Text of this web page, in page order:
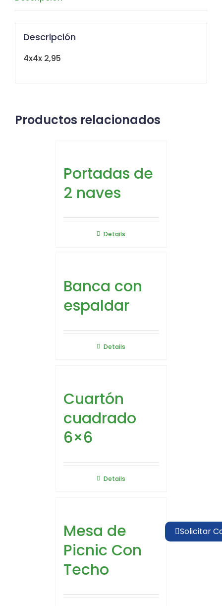
Descripción
4x4x 2,95
Productos relacionados
Portadas de
2 naves
Details
Banca con
espaldar
Details
Cuartón
cuadrado
6×6
Details
Mesa de
Picnic Con
Techo
Solicitar